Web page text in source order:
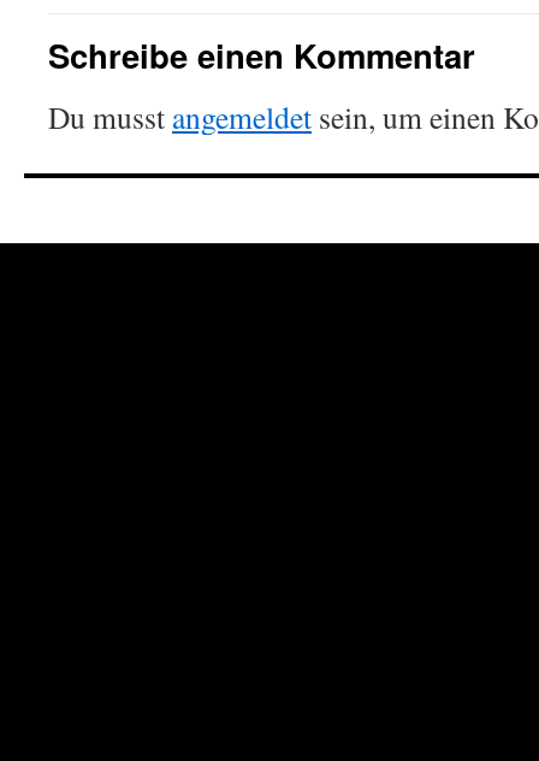
Schreibe einen Kommentar
Du musst angemeldet sein, um einen